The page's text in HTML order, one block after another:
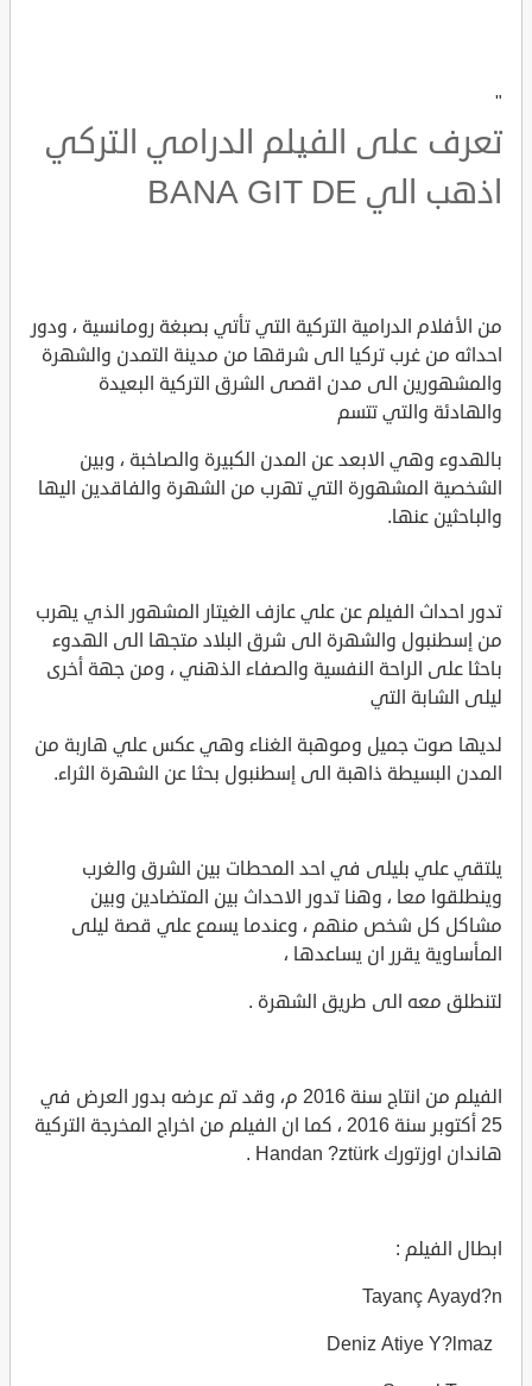
"
تعرف على الفيلم الدرامي التركي
اذهب الي BANA GIT DE
من الأفلام الدرامية التركية التي تأتي بصبغة رومانسية ، ودور
احداثه من غرب تركيا الى شرقها من مدينة التمدن والشهرة
والمشهورين الى مدن اقصى الشرق التركية البعيدة
والهادئة والتي تتسم
بالهدوء وهي الابعد عن المدن الكبيرة والصاخبة ، وبين
الشخصية المشهورة التي تهرب من الشهرة والفاقدين اليها
والباحثين عنها.
تدور احداث الفيلم عن علي عازف الغيتار المشهور الذي يهرب
من إسطنبول والشهرة الى شرق البلاد متجها الى الهدوء
باحثا على الراحة النفسية والصفاء الذهني ، ومن جهة أخرى
ليلى الشابة التي
لديها صوت جميل وموهبة الغناء وهي عكس علي هاربة من
المدن البسيطة ذاهبة الى إسطنبول بحثا عن الشهرة الثراء.
يلتقي علي بليلى في احد المحطات بين الشرق والغرب
وينطلقوا معا ، وهنا تدور الاحداث بين المتضادين وبين
مشاكل كل شخص منهم ، وعندما يسمع علي قصة ليلى
المأساوية يقرر ان يساعدها ،
لتنطلق معه الى طريق الشهرة .
الفيلم من انتاج سنة 2016 م، وقد تم عرضه بدور العرض في
25 أكتوبر سنة 2016 ، كما ان الفيلم من اخراج المخرجة التركية
هاندان اوزتورك Handan ?ztürk .
ابطال الفيلم :
Tayanç Ayayd?n